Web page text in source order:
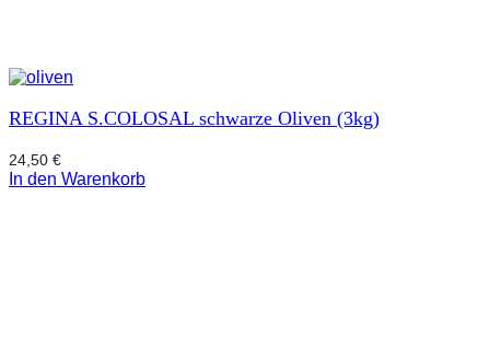
REGINA S.COLOSAL schwarze Oliven (3kg)
24,50 €
In den Warenkorb